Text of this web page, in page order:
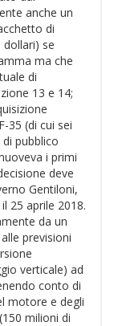
anche un
di
dollari) se
ma che
di
13 e 14;
35 (di cui sei
pubblico
i primi
deve
Gentiloni,
25 aprile 2018.
da un
previsioni
verticale) ad
conto di
motore e degli
milioni di